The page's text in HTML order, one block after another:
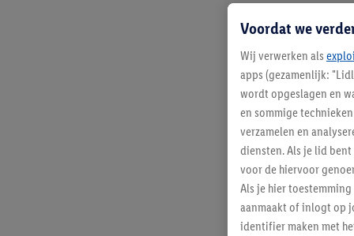
Voordat we
Wij verwerken als
apps (gezamenlijk:
wordt opgeslagen en
en sommige
verzamelen en
diensten. Als je lid
voor de hiervoor
Als je hier
aanmaakt of inlogt op
identifier maken met